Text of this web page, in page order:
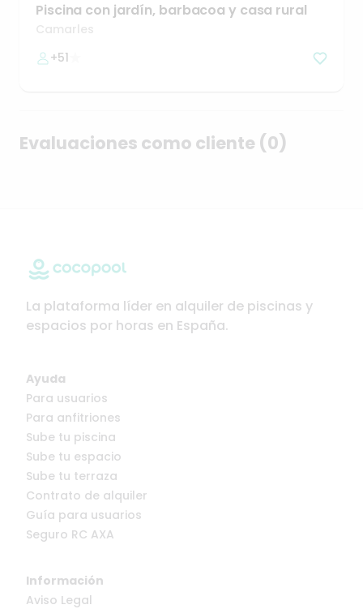
Piscina con jardín​,​ barbacoa y casa rural
Camarles
+51
Evaluaciones como cliente (0)
La plataforma líder en alquiler de piscinas y
espacios por horas en España.
Ayuda
Para usuarios
Para anfitriones
Sube tu piscina
Sube tu espacio
Sube tu terraza
Contrato de alquiler
Guía para usuarios
Seguro RC AXA
Información
Aviso Legal